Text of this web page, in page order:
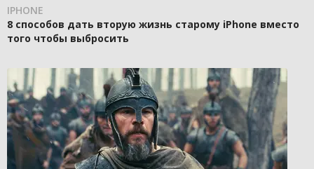
IPHONE
8 способов дать вторую жизнь старому iPhone вместо
того чтобы выбросить